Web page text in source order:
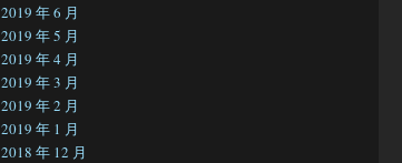
2019 年 6 月
2019 年 5 月
2019 年 4 月
2019 年 3 月
2019 年 2 月
2019 年 1 月
2018 年 12 月